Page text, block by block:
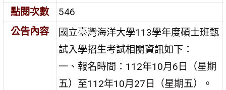
點閱次數
546
公告內容
國立臺灣海洋大學113學年度碩士班甄
試入學招生考試相關資訊如下：
一、報名時間：112年10月6日（星期
五）至112年10月27日（星期五）。